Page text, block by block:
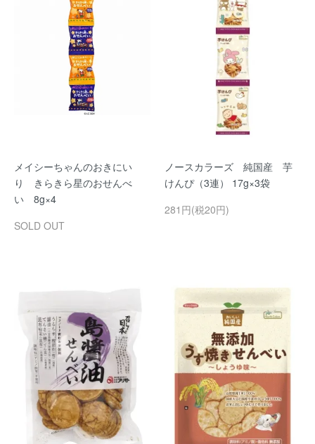
メイシーちゃんのおきにい
り きらきら星のおせんべ
い 8g×4
SOLD OUT
ノースカラーズ 純国産 芋
けんぴ（3連） 17g×3袋
281円(税20円)